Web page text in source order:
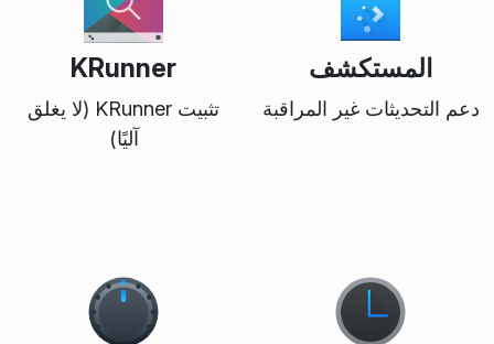
المستكشف
دعم التحديثات غير المراقبة
KRunner
تثبيت KRunner (لا يغلق
آليًا)